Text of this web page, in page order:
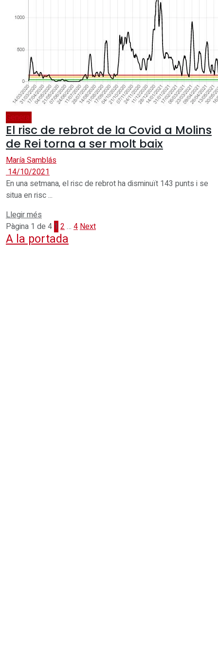
General
El risc de rebrot de la Covid a Molins
de Rei torna a ser molt baix
María Samblás
14/10/2021
En una setmana, el risc de rebrot ha disminuït 143 punts i se
situa en risc ...
Llegir més
Pàgina 1 de 4 1 2 … 4 Next
A la portada